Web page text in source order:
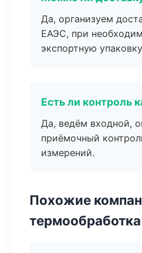
Да, организуем
ЕАЭС, при
экспортную
Есть ли контроль
Да, ведём входной,
приёмочный
измерений.
Похожие
термообработка